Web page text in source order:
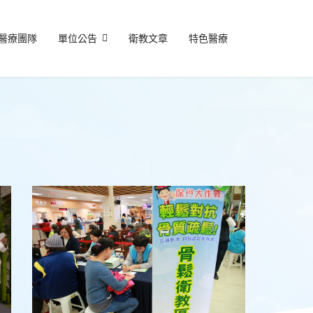
療團隊 單位公告 衛教文章 特色醫療